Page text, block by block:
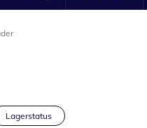
Lagerstatus